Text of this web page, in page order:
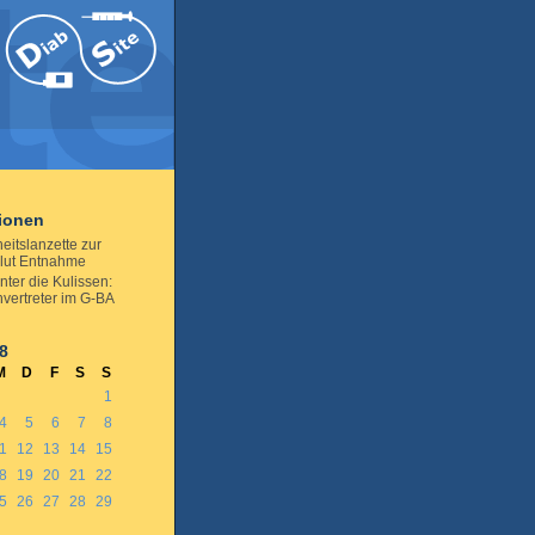
zur
Entnahme
die Kulissen:
im G-BA
D F S
S
1
4 5 6 7
8
12 13 14
15
19 20 21
22
26 27 28
29